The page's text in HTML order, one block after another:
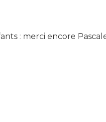
: merci encore